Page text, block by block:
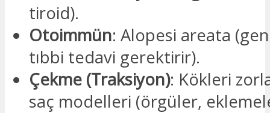
tiroid).
Otoimmün: Alopesi areata
tıbbi tedavi gerektirir).
Çekme (Traksiyon): Kökleri
saç modelleri (örgüler,